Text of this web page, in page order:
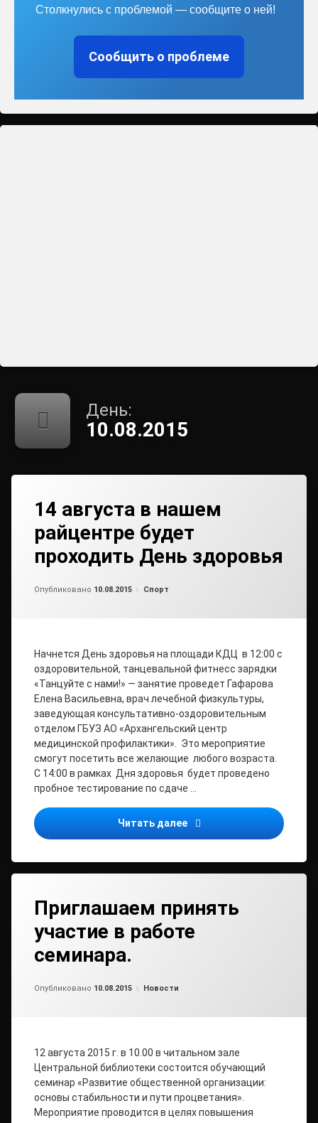
Столкнулись с проблемой — сообщите о ней!
Сообщить о проблеме
День:
10.08.2015
14 августа в нашем
райцентре будет
проходить День здоровья
Опубликовано 10.08.2015 Рубрики:
Спорт
Начнется День здоровья на площади КДЦ в 12:00 с
оздоровительной, танцевальной фитнесс зарядки
«Танцуйте с нами!» — занятие проведет Гафарова
Елена Васильевна, врач лечебной физкультуры,
заведующая консультативно-оздоровительным
отделом ГБУЗ АО «Архангельский центр
медицинской профилактики». Это мероприятие
смогут посетить все желающие любого возраста.
С 14:00 в рамках Дня здоровья будет проведено
пробное тестирование по сдаче …
Читать далее 14 августа в нашем
Приглашаем принять
участие в работе
семинара.
Опубликовано 10.08.2015 Рубрики:
Новости
12 августа 2015 г. в 10.00 в читальном зале
Центральной библиотеки состоится обучающий
семинар «Развитие общественной организации:
основы стабильности и пути процветания».
Мероприятие проводится в целях повышения